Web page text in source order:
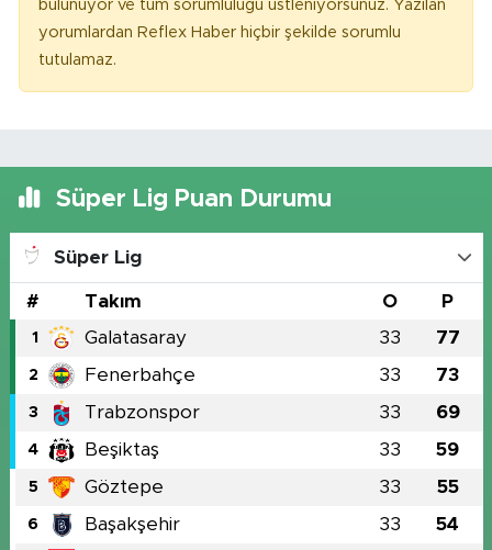
bulunuyor ve tüm sorumluluğu üstleniyorsunuz. Yazılan
yorumlardan Reflex Haber hiçbir şekilde sorumlu
tutulamaz.
Süper Lig Puan Durumu
Süper Lig
# Takım O P
1 Galatasaray 33 77
2 Fenerbahçe 33 73
3 Trabzonspor 33 69
4 Beşiktaş 33 59
5 Göztepe 33 55
6 Başakşehir 33 54